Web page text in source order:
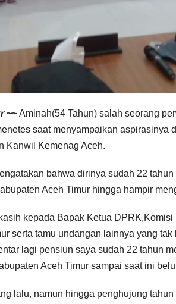
~~Aminah(54 Tahun) salah seorang
saat menyampaikan aspirasinya
Kanwil Kemenag Aceh.
bahwa dirinya sudah 22
Aceh Timur hingga hampir
kepada Bapak Ketua
serta tamu undangan lainnya yang
lagi pensiun saya sudah 22 tahun
Aceh Timur sampai saat ini
lalu, namun hingga penghujung